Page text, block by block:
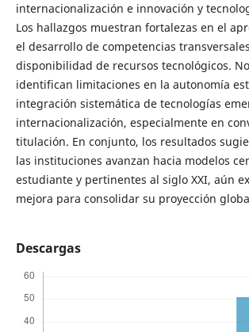
internacionalización e innovación y
Los hallazgos muestran fortalezas en el
el desarrollo de competencias
disponibilidad de recursos tecnológicos.
identifican limitaciones en la autonomía
integración sistemática de tecnologías
internacionalización, especialmente en
titulación. En conjunto, los resultados
las instituciones avanzan hacia modelos
estudiante y pertinentes al siglo XXI, aún
mejora para consolidar su proyección
Descargas